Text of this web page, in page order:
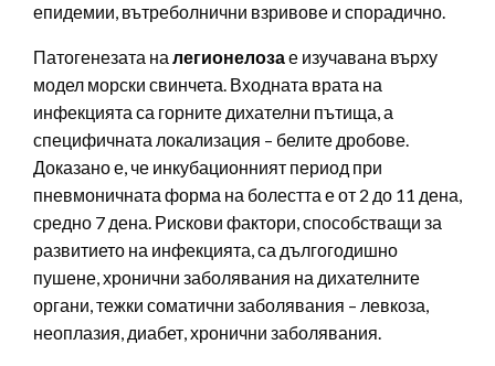
епидемии, вътреболнични взривове и спорадично.
Патогенезата на легионелозае изучавана върху
модел морски свинчета. Входната врата на
инфекцията са горните дихателни пътища, а
специфичната локализация – белите дробове.
Доказано е, че инкубационният период при
пневмоничната форма на болестта е от 2 до 11 дена,
средно 7 дена. Рискови фактори, способстващи за
развитието на инфекцията, са дългогодишно
пушене, хронични заболявания на дихателните
органи, тежки соматични заболявания – левкоза,
неоплазия, диабет, хронични заболявания.